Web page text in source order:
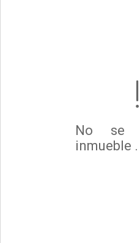
No se
inmueble .